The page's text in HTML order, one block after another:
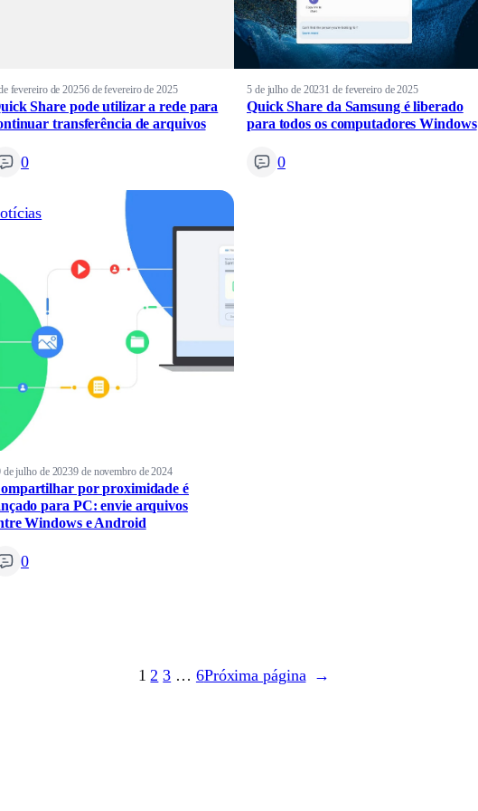
fevereiro de 20256 de fevereiro de 2025
Share pode utilizar a rede para
transferência de arquivos
0
5 de julho de 20231 de fevereiro de 2025
Quick Share da Samsung é liberado
para todos os computadores Windows
0
de julho de 20239 de novembro de 2024
por proximidade é
para PC: envie arquivos
Windows e Android
0
1 2 3 … 6Próxima página →